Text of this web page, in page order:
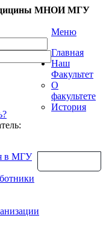
МНОИ МГУ
Меню
Главная
Наш
Факультет
О
факультете
История
в МГУ